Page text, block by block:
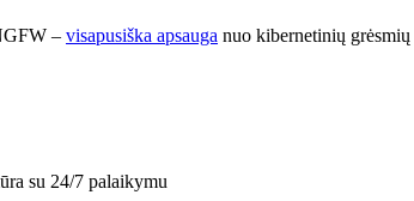
– visapusiška apsauga nuo kibernetinių grėsmių
su 24/7 palaikymu